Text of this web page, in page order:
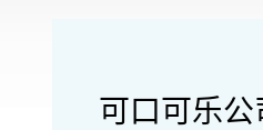
可口可乐公